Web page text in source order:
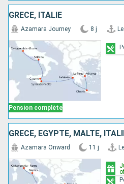
GRÈCE, ITALIE
Pension complète
Azamara Journey 8 j
GRÈCE, EGYPTE, MALTE,
Azamara Onward 11 j